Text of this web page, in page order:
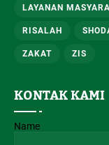
LAYANAN
RISALAH
ZAKAT ZIS
KONTAK KAMI
Name